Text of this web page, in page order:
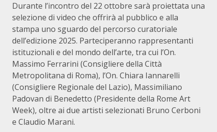
Durante l’incontro del 22 ottobre sarà proiettata una
selezione di video che offrirà al pubblico e alla
stampa uno sguardo del percorso curatoriale
dell’edizione 2025. Parteciperanno rappresentanti
istituzionali e del mondo dell’arte, tra cui l’On.
Massimo Ferrarini (Consigliere della Città
Metropolitana di Roma), l’On. Chiara Iannarelli
(Consigliere Regionale del Lazio), Massimiliano
Padovan di Benedetto (Presidente della Rome Art
Week), oltre ai due artisti selezionati Bruno Cerboni
e Claudio Marani.